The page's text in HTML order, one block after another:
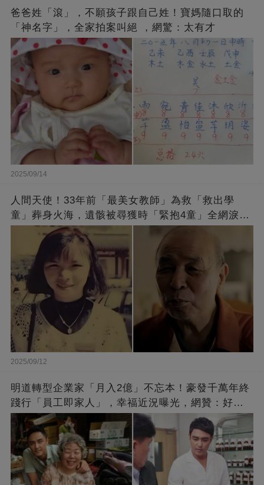
爸爸姓「滾」，不願孩子跟自己姓！寶媽隨口取的
「神名字」，全家拍案叫絕 ，網驚：太有才
2025/09/14
人間天使！33年前「最美女教師」為救「救出學
童」葬身火海，遺骸被尋獲時「緊抱4童」全網淚
崩：真正的英雄不該被遺忘
2025/09/12
明道轉型企業家「月入2億」不忘本！豪發千萬年終
踐行「員工即家人」，幸福近況曝光，網贊：好老
闆的福報